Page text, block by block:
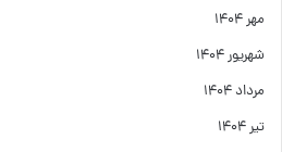
مهر ۱۴۰۴
شهریور ۱۴۰۴
مرداد ۱۴۰۴
تیر ۱۴۰۴